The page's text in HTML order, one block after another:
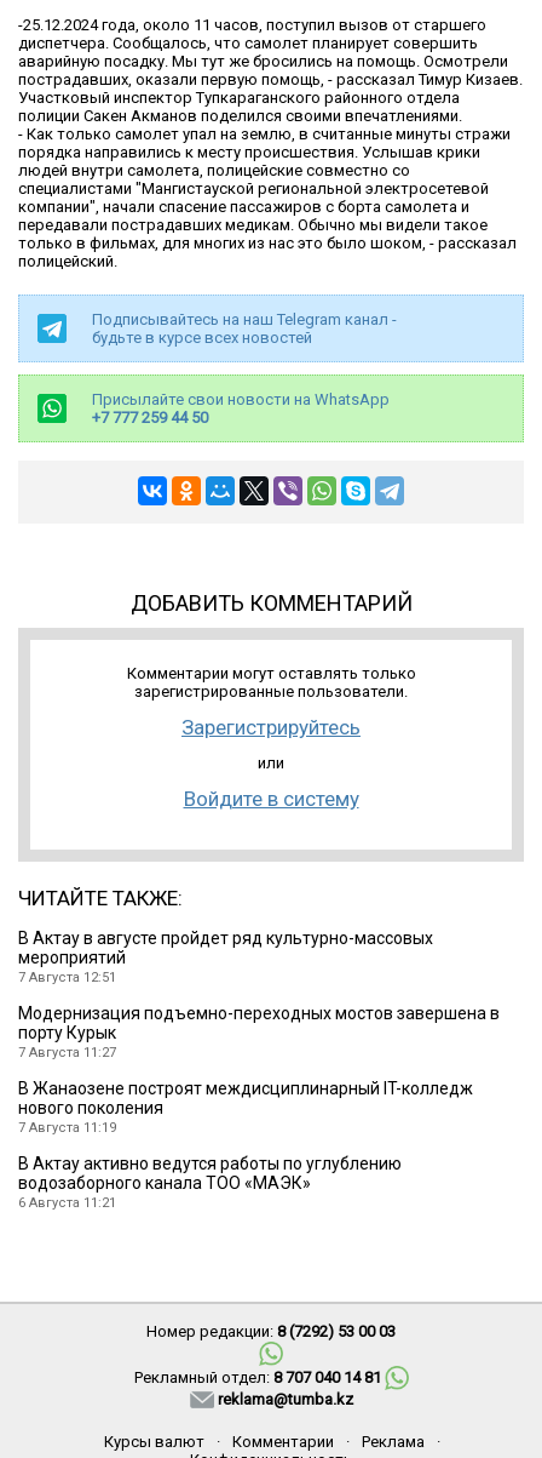
-25.12.2024 года, около 11 часов, поступил вызов от старшего
диспетчера. Сообщалось, что самолет планирует совершить
аварийную посадку. Мы тут же бросились на помощь. Осмотрели
пострадавших, оказали первую помощь, - рассказал Тимур Кизаев.
Участковый инспектор Тупкараганского районного отдела
полиции Сакен Акманов поделился своими впечатлениями.
- Как только самолет упал на землю, в считанные минуты стражи
порядка направились к месту происшествия. Услышав крики
людей внутри самолета, полицейские совместно со
специалистами "Мангистауской региональной электросетевой
компании", начали спасение пассажиров с борта самолета и
передавали пострадавших медикам. Обычно мы видели такое
только в фильмах, для многих из нас это было шоком, - рассказал
полицейский.
Подписывайтесь на наш Telegram канал -
будьте в курсе всех новостей
Присылайте свои новости на WhatsApp
+7 777 259 44 50
ДОБАВИТЬ КОММЕНТАРИЙ
Комментарии могут оставлять только
зарегистрированные пользователи.
Зарегистрируйтесь
или
Войдите в систему
ЧИТАЙТЕ ТАКЖЕ:
В Актау в августе пройдет ряд культурно-массовых
мероприятий
7 Августа 12:51
Модернизация подъемно-переходных мостов завершена в
порту Курык
7 Августа 11:27
В Жанаозене построят междисциплинарный IT-колледж
нового поколения
7 Августа 11:19
В Актау активно ведутся работы по углублению
водозаборного канала ТОО «МАЭК»
6 Августа 11:21
Номер редакции: 8 (7292) 53 00 03
Рекламный отдел: 8 707 040 14 81
reklama@tumba.kz
Курсы валют · Комментарии · Реклама
·